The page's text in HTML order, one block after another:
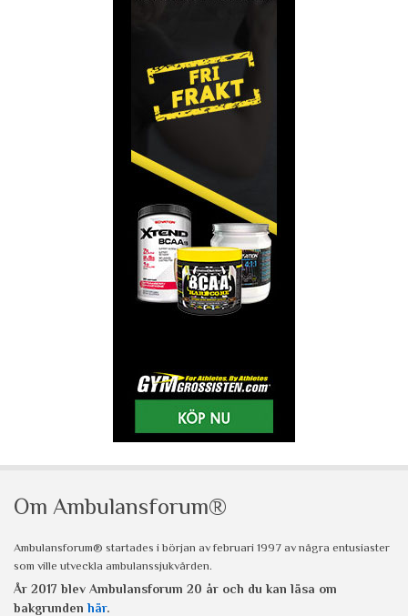
Om Ambulansforum®
Ambulansforum® startades i början av februari 1997 av några entusiaster
som ville utveckla ambulanssjukvården.
År 2017 blev Ambulansforum 20 år och du kan läsa om
bakgrunden här.